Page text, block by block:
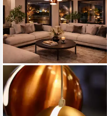
S.LUCE
Pendelleuchte s.luce Ball
Mehrfach-Pendelleuchte
Cluster 3-flammig 3x20cm